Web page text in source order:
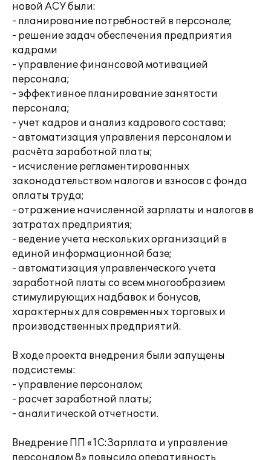
новой АСУ были:
- планирование потребностей в персонале;
- решение задач обеспечения предприятия
кадрами
- управление финансовой мотивацией
персонала;
- эффективное планирование занятости
персонала;
- учет кадров и анализ кадрового состава;
- автоматизация управления персоналом и
расчёта заработной платы;
- исчисление регламентированных
законодательством налогов и взносов с фонда
оплаты труда;
- отражение начисленной зарплаты и налогов в
затратах предприятия;
- ведение учета нескольких организаций в
единой информационной базе;
- автоматизация управленческого учета
заработной платы со всем многообразием
стимулирующих надбавок и бонусов,
характерных для современных торговых и
производственных предприятий.
В ходе проекта внедрения были запущены
подсистемы:
- управление персоналом;
- расчет заработной платы;
- аналитической отчетности.
Внедрение ПП «1С:Зарплата и управление
персоналом 8» повысило оперативность